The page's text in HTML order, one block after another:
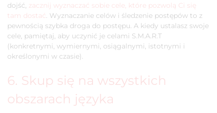
dojść, zacznij wyznaczać sobie cele, które pozwolą Ci się
tam dostać. Wyznaczanie celów i śledzenie postępów to z
pewnością szybka droga do postępu. A kiedy ustalasz swoje
cele, pamiętaj, aby uczynić je celami S.M.A.R.T
(konkretnymi, wymiernymi, osiągalnymi, istotnymi i
określonymi w czasie).
6. Skup się na wszystkich
obszarach języka